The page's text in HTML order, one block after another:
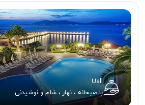
Uall
با صبحانه ، نهار ، شام و نوشیدنی